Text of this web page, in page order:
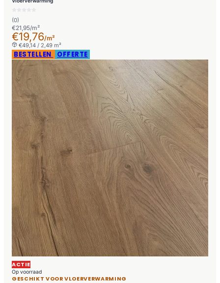
(0)
€21,95/m²
€19,76/m²
€49,14 / 2,49 m²
BESTELLEN OFFERTE
ACTIE
Op voorraad
GESCHIKT VOOR VLOERVERWARMING